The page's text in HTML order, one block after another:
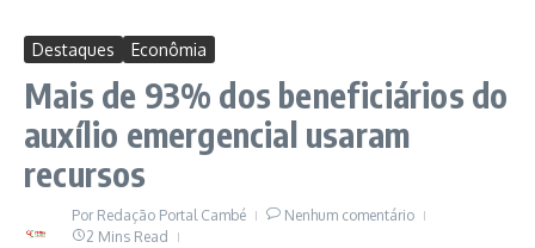
Destaques Econômia
Mais de 93% dos beneficiários do
auxílio emergencial usaram
recursos
Por Redação Portal Cambé
Nenhum comentário
2 Mins Read